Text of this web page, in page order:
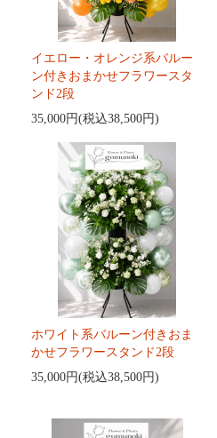
イエロー・オレンジ系バルー
ン付きおまかせフラワースタ
ンド2段
35,000円(税込38,500円)
ホワイト系バルーン付きおま
かせフラワースタンド2段
35,000円(税込38,500円)